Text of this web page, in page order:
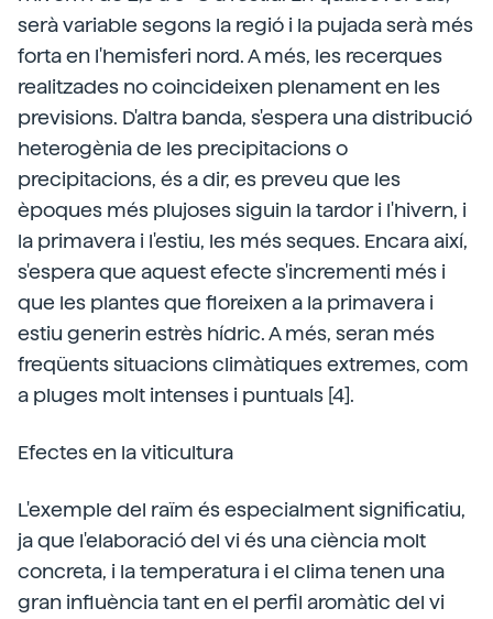
serà variable segons la regió i la pujada serà més
forta en l'hemisferi nord. A més, les recerques
realitzades no coincideixen plenament en les
previsions. D'altra banda, s'espera una distribució
heterogènia de les precipitacions o
precipitacions, és a dir, es preveu que les
èpoques més plujoses siguin la tardor i l'hivern, i
la primavera i l'estiu, les més seques. Encara així,
s'espera que aquest efecte s'incrementi més i
que les plantes que floreixen a la primavera i
estiu generin estrès hídric. A més, seran més
freqüents situacions climàtiques extremes, com
a pluges molt intenses i puntuals [4].
Efectes en la viticultura
L'exemple del raïm és especialment significatiu,
ja que l'elaboració del vi és una ciència molt
concreta, i la temperatura i el clima tenen una
gran influència tant en el perfil aromàtic del vi